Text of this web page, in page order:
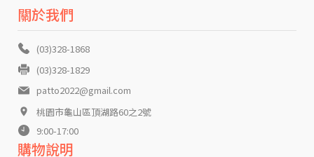
關於我們
(03)328-1868
(03)328-1829
patto2022@gmail.com
桃園市龜山區頂湖路60之2號
9:00-17:00
購物說明